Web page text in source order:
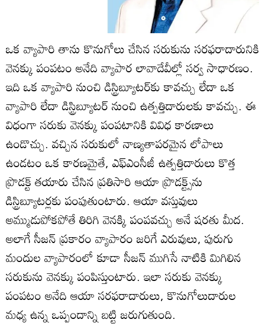
ఒక వ్యాపారి తాను కొనుగోలు చేసిన సరుకును సరఫరాదారునికి
వెనక్కు పంపటం అనేది వ్యాపార లావాదేవీల్లో సర్వ సాధారణం.
ఇది ఒక వ్యాపారి నుంచి డిస్ట్రిబ్యూటర్‌కు కావచ్చు లేదా ఒక
వ్యాపారి లేదా డిస్ట్రిబ్యూటర్‌ నుంచి ఉత్పత్తిదారులకు కావచ్చు. ఈ
విధంగా సరుకు వెనక్కు పంపటానికి వివిధ కారణాలు
ఉండొచ్చు. వచ్చిన సరుకులో నాణ్యతాపరమైన లోపాలు
ఉండటం ఒక కారణమైతే, ఎఫ్‌ఎంసీజీ ఉత్పత్తిదారులు కొత్త
ప్రొడక్ట్‌ తయారు చేసిన ప్రతిసారి ఆయా ప్రొడక్ట్స్‌ను
డిస్ట్రిబ్యూటర్లకు పంపుతుంటారు. ఆయా వస్తువులు
అమ్ముడుపోకపోతే తిరిగి వెనక్కి పంపవచ్చు అనే షరతు మీద.
అలాగే సీజన్‌ ప్రకారం వ్యాపారం జరిగే ఎరువులు, పురుగు
మందుల వ్యాపారంలో కూడా సీజన్‌ ముగిసే నాటికి మిగిలిన
సరుకును వెనక్కు పంపిస్తుంటారు. ఇలా సరుకు వెనక్కు
పంపటం అనేది ఆయా సరఫరాదారులు, కొనుగోలుదారుల
మధ్య ఉన్న ఒప్పందాన్ని బట్టి జరుగుతుంది.